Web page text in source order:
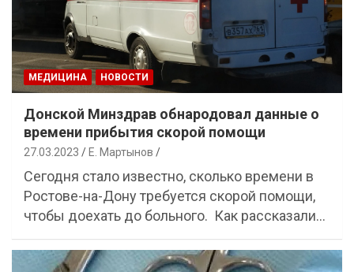
МЕДИЦИНА НОВОСТИ
Донской Минздрав обнародовал данные о
времени прибытия скорой помощи
27.03.2023 Е. Мартынов
Сегодня стало известно, сколько времени в
Ростове-на-Дону требуется скорой помощи,
чтобы доехать до больного. Как рассказали…